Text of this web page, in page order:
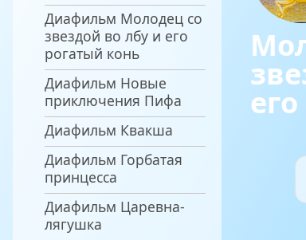
Диафильм Молодец со
звездой во лбу и его
рогатый конь
Диафильм Новые
приключения Пифа
Диафильм Квакша
Диафильм Горбатая
принцесса
Диафильм Царевна-
лягушка